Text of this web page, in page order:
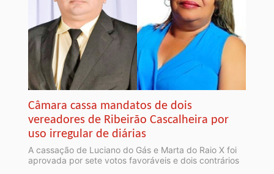
Câmara cassa mandatos de dois
vereadores de Ribeirão Cascalheira por
uso irregular de diárias
A cassação de Luciano do Gás e Marta do Raio X foi
aprovada por sete votos favoráveis e dois contrários